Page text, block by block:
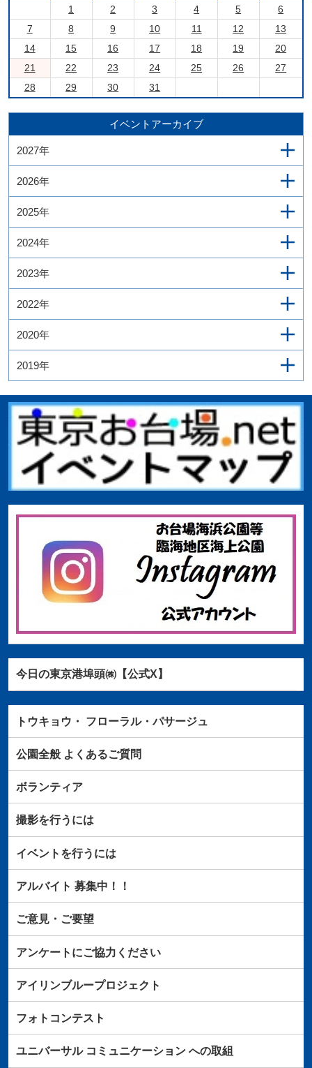
1
2 3 4 5
6
7
8 9 10 11 12
13
14
15 16 17 18 19
20
21
22 23 24 25 26
27
28
29 30 31
イベントアーカイブ
2027年
2026年
2025年
2024年
2023年
2022年
2020年
2019年
今日の東京港埠頭㈱【公式X】
トウキョウ・ フローラル・パサージュ
公園全般よくあるご質問
ボランティア
撮影を行うには
イベントを行うには
アルバイト 募集中！！
ご意見・ご要望
アンケートにご協力ください
アイリンブループロジェクト
フォトコンテスト
ユニバーサルコミュニケーションへの取組